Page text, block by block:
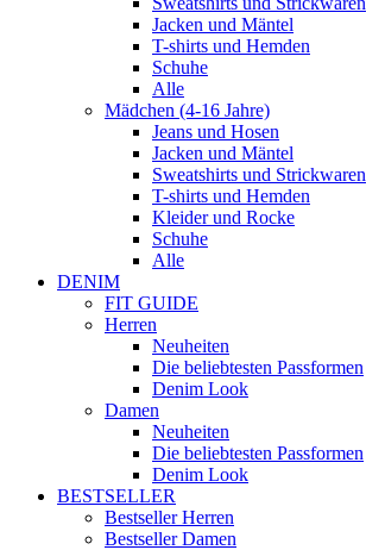
Jacken und Mäntel
T-shirts und Hemden
Schuhe
Alle
Mädchen (4-16 Jahre)
Jeans und Hosen
Jacken und Mäntel
Sweatshirts und Strickwaren
T-shirts und Hemden
Kleider und Rocke
Schuhe
Alle
DENIM
FIT GUIDE
Herren
Neuheiten
Die beliebtesten Passformen
Denim Look
Damen
Neuheiten
Die beliebtesten Passformen
Denim Look
BESTSELLER
Bestseller Herren
Bestseller Damen